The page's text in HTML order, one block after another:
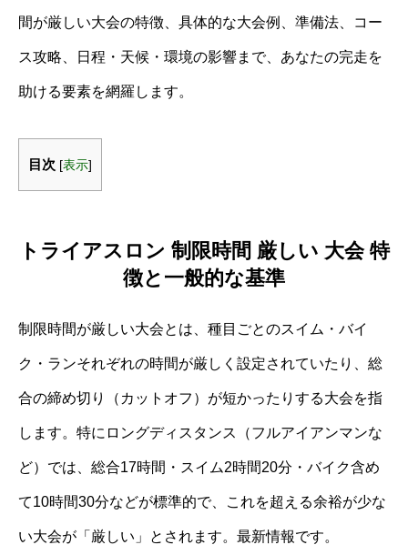
間が厳しい大会の特徴、具体的な大会例、準備法、コー
ス攻略、日程・天候・環境の影響まで、あなたの完走を
助ける要素を網羅します。
目次 [表示]
トライアスロン 制限時間 厳しい 大会 特
徴と一般的な基準
制限時間が厳しい大会とは、種目ごとのスイム・バイ
ク・ランそれぞれの時間が厳しく設定されていたり、総
合の締め切り（カットオフ）が短かったりする大会を指
します。特にロングディスタンス（フルアイアンマンな
ど）では、総合17時間・スイム2時間20分・バイク含め
て10時間30分などが標準的で、これを超える余裕が少な
い大会が「厳しい」とされます。最新情報です。